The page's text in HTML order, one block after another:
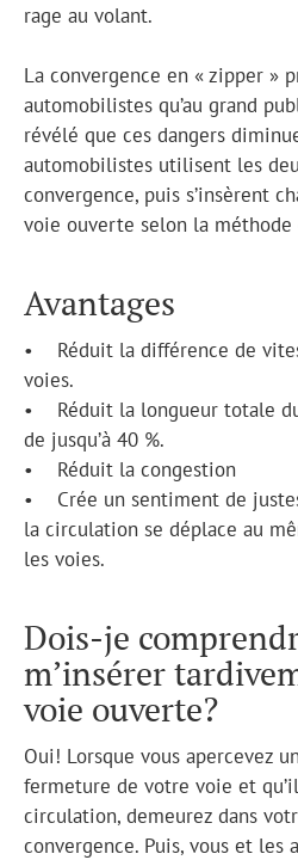
rage au volant.
La convergence en « zipper »
automobilistes qu’au grand
révélé que ces dangers
automobilistes utilisent les
convergence, puis s’insèrent
voie ouverte selon la méthode
Avantages
• Réduit la différence de
voies.
• Réduit la longueur totale
de jusqu’à 40 %.
• Réduit la congestion
• Crée un sentiment de
la circulation se déplace au
les voies.
Dois-je
m’insérer
voie ouverte?
Oui! Lorsque vous apercevez
fermeture de votre voie et
circulation, demeurez dans
convergence. Puis, vous et les